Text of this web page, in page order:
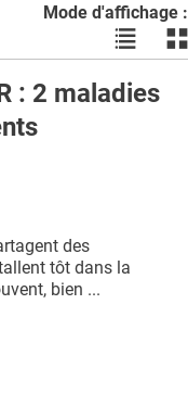
Mode d'affichage :
Voir
les
en
les
: 2 maladies
des
tôt dans la
bien ...